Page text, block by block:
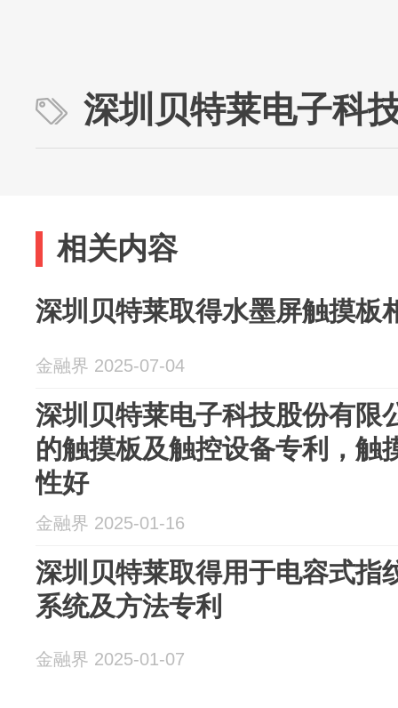
深圳贝特莱电子科
相关内容
深圳贝特莱取得水墨屏触摸板
金融界 2025-07-04
深圳贝特莱电子科技股份有限
的触摸板及触控设备专利，触
性好
金融界 2025-01-16
深圳贝特莱取得用于电容式指
系统及方法专利
金融界 2025-01-07